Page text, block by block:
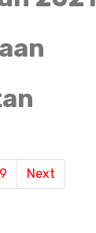
9 Next